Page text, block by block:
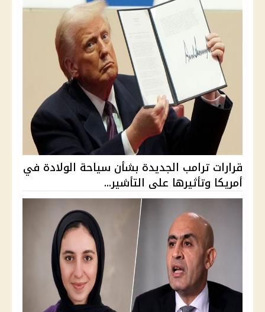
قرارات ترامب الجديدة بشأن سياحة الولادة في
أمريكا وتأثيرها على التأشير...